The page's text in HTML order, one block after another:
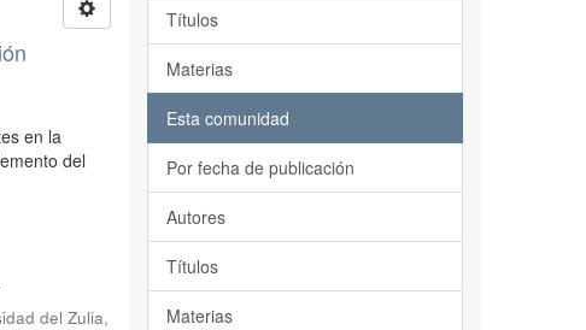
en la
del
del Zulia,
Títulos
Materias
Esta comunidad
Por fecha de publicación
Autores
Títulos
Materias